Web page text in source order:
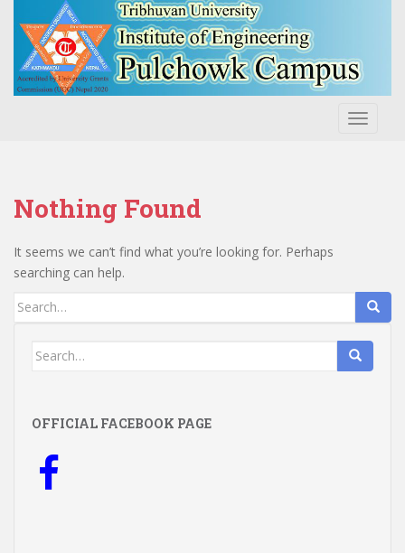
Nothing Found
It seems we can’t find what you’re looking for. Perhaps
searching can help.
Search
for:
Search
OFFICIAL FACEBOOK PAGE